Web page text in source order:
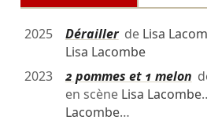
2025 Déraillerde Lisa
Lisa Lacombe
2023
2 pommes et 1 melon
en scène Lisa Lacombe
Lacombe…